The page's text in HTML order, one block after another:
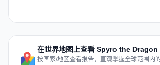
在世界地图上查看 Spyro the Dragon
按国家/地区查看报告，直观掌握全球范围内